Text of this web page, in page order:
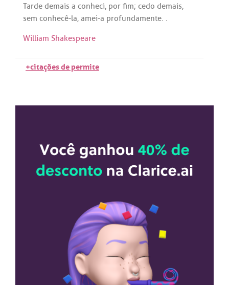
Tarde demais a conheci, por fim; cedo demais,
sem conhecê-la, amei-a profundamente. .
William Shakespeare
+citações de permite